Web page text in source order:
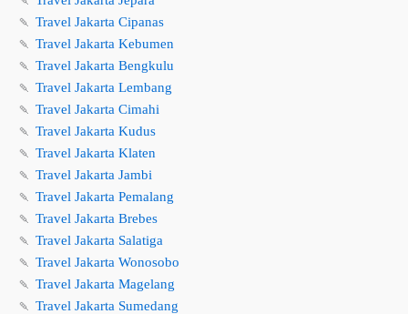
🍡 Travel Jakarta Cipanas
🍡 Travel Jakarta Kebumen
🍡 Travel Jakarta Bengkulu
🍡 Travel Jakarta Lembang
🍡 Travel Jakarta Cimahi
🍡 Travel Jakarta Kudus
🍡 Travel Jakarta Klaten
🍡 Travel Jakarta Jambi
🍡 Travel Jakarta Pemalang
🍡 Travel Jakarta Brebes
🍡 Travel Jakarta Salatiga
🍡 Travel Jakarta Wonosobo
🍡 Travel Jakarta Magelang
🍡 Travel Jakarta Sumedang